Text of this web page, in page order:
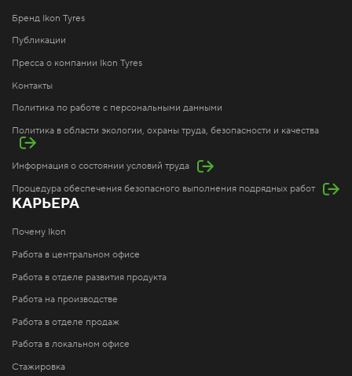
Бренд Ikon Tyres
Публикации
Пресса о компании Ikon Tyres
Контакты
Политика по работе с персональными данными
Политика в области экологии, охраны труда, безопасности и качества
Информация о состоянии условий труда
Процедура обеспечения безопасного выполнения подрядных работ
КАРЬЕРА
Почему Ikon
Работа в центральном офисе
Работа в отделе развития продукта
Работа на производстве
Работа в отделе продаж
Работа в локальном офисе
Стажировка